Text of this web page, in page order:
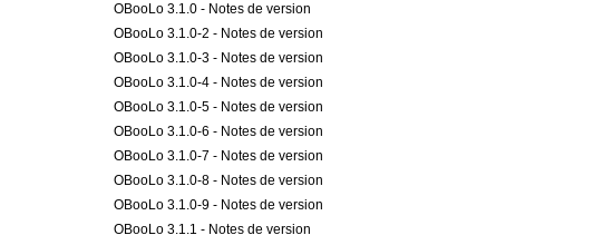
OBooLo 3.1.0 - Notes de version
OBooLo 3.1.0-2 - Notes de version
OBooLo 3.1.0-3 - Notes de version
OBooLo 3.1.0-4 - Notes de version
OBooLo 3.1.0-5 - Notes de version
OBooLo 3.1.0-6 - Notes de version
OBooLo 3.1.0-7 - Notes de version
OBooLo 3.1.0-8 - Notes de version
OBooLo 3.1.0-9 - Notes de version
OBooLo 3.1.1 - Notes de version